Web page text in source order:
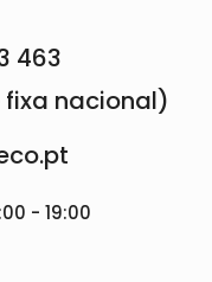
463
nacional)
- 19:00